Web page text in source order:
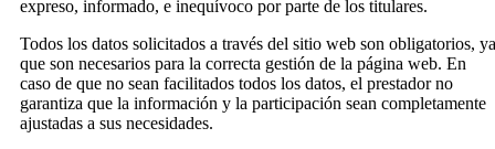
expreso, informado, e inequívoco por parte de los titulares.
Todos los datos solicitados a través del sitio web son obligatorios, ya
que son necesarios para la correcta gestión de la página web. En
caso de que no sean facilitados todos los datos, el prestador no
garantiza que la información y la participación sean completamente
ajustadas a sus necesidades.